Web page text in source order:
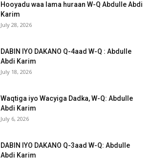
Hooyadu waa lama huraan W-Q Abdulle Abdi
Karim
July 28, 2026
DABIN IYO DAKANO Q-4aad W-Q : Abdulle
Abdi Karim
July 18, 2026
Waqtiga iyo Wacyiga Dadka, W-Q: Abdulle
Abdi Karim
July 6, 2026
DABIN IYO DAKANO Q-3aad W-Q: Abdulle
Abdi Karim